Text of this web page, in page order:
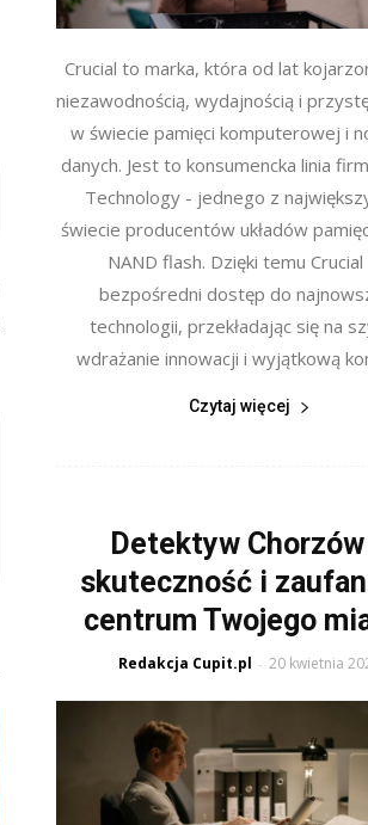
Crucial to marka, która od lat
niezawodnością, wydajnością i
w świecie pamięci komputerowej i
danych. Jest to konsumencka linia
Technology - jednego z
świecie producentów układów
NAND flash. Dzięki temu Crucial
bezpośredni dostęp do
technologii, przekładając się na
wdrażanie innowacji i wyjątkową
Czytaj więcej
Detektyw
skuteczność i
centrum Twojego
Redakcja Cupit.pl - 20 kwietnia